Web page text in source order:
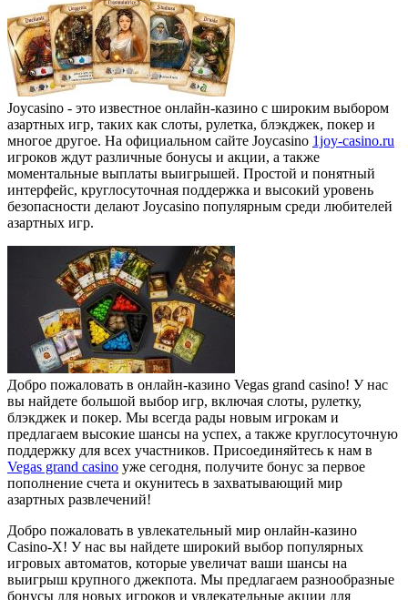
Joycasino - это известное онлайн-казино с широким выбором
азартных игр, таких как слоты, рулетка, блэкджек, покер и
многое другое. На официальном сайте Joycasino 1joy-casino.ru
игроков ждут различные бонусы и акции, а также
моментальные выплаты выигрышей. Простой и понятный
интерфейс, круглосуточная поддержка и высокий уровень
безопасности делают Joycasino популярным среди любителей
азартных игр.
Добро пожаловать в онлайн-казино Vegas grand casino! У нас
вы найдете большой выбор игр, включая слоты, рулетку,
блэкджек и покер. Мы всегда рады новым игрокам и
предлагаем высокие шансы на успех, а также круглосуточную
поддержку для всех участников. Присоединяйтесь к нам в
Vegas grand casino уже сегодня, получите бонус за первое
пополнение счета и окунитесь в захватывающий мир
азартных развлечений!
Добро пожаловать в увлекательный мир онлайн-казино
Casino-X! У нас вы найдете широкий выбор популярных
игровых автоматов, которые увеличат ваши шансы на
выигрыш крупного джекпота. Мы предлагаем разнообразные
бонусы для новых игроков и увлекательные акции для